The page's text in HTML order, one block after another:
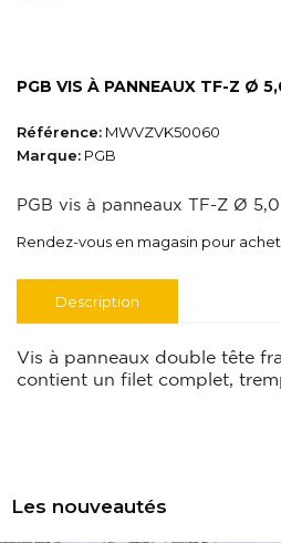
PGB VIS À PANNEAUX TF-Z Ø
Référence: MWVZVK50060
Marque: PGB
PGB vis à panneaux TF-Z Ø
Rendez-vous en magasin pour
Description
Vis à panneaux double tête
contient un filet complet,
Les nouveautés